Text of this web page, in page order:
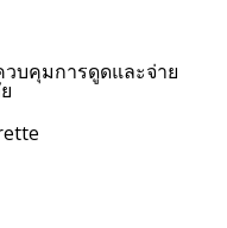
บคุมการดูดและจ่าย